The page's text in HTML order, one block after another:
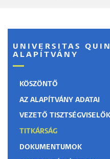
UNIVERSITAS
ALAPÍTVÁNY
KÖSZÖNTŐ
AZ ALAPÍTVÁNY ADATAI
VEZETŐ TISZTSÉGVISELŐK
TITKÁRSÁG
DOKUMENTUMOK